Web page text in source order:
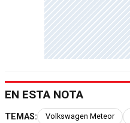
EN ESTA NOTA
TEMAS: Volkswagen Meteor